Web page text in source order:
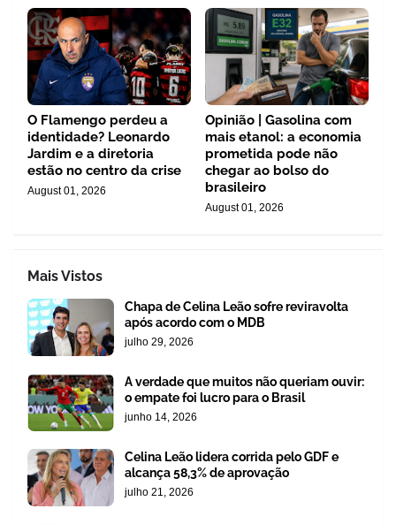
O Flamengo perdeu a
identidade? Leonardo
Jardim e a diretoria
estão no centro da crise
August 01, 2026
Opinião | Gasolina com
mais etanol: a economia
prometida pode não
chegar ao bolso do
brasileiro
August 01, 2026
Mais Vistos
Chapa de Celina Leão sofre reviravolta
após acordo com o MDB
julho 29, 2026
A verdade que muitos não queriam ouvir:
o empate foi lucro para o Brasil
junho 14, 2026
Celina Leão lidera corrida pelo GDF e
alcança 58,3% de aprovação
julho 21, 2026